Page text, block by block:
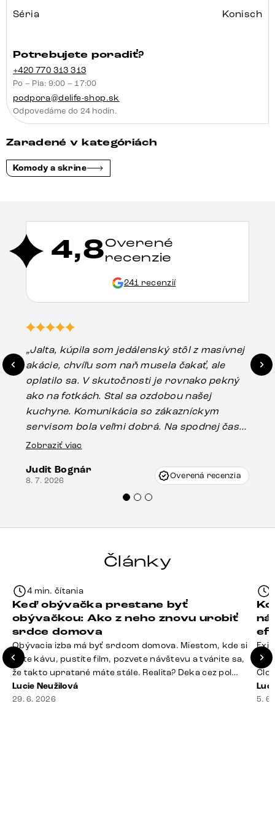
Séria Konisch
Potrebujete poradiť?
+420 770 313 313
Po – Pia: 9:00 – 17:00
podpora@delife-shop.sk
Odpovedáme do 24 hodín.
Zaradené v kategóriách
Komody a skrine
4,8Overené
recenzie
241 recenzií
„Jalta, kúpila som jedálenský stôl z masívnej
akácie, chvíľu som naň musela čakať, ale
oplatilo sa. V skutočnosti je rovnako pekný
ako na fotkách. Stal sa ozdobou našej
kuchyne. Komunikácia so zákazníckym
servisom bola veľmi dobrá. Na spodnej časti
stola bolo malé poškodenie, pravdepodobne
Vincze pri riešení mojej záležitosti pristúpili
veľmi korektne. Odporúčam produkty Delife
Zobraziť viac
Judit Bognár
8. 7. 2026 Overená recenzia
Články
4 min. čítania
Keď obývačka prestane byť
obývačkou: Ako z neho znovu urobiť
srdce domova
Obývacia izba má byť srdcom domova. Miestom, kde si
dáte kávu, pustíte film, pozvete návštevu a tvárite sa,
že takto upratané máte stále. Realita? Deka cez pol
sedačky, ovládač záhadne zmizol, konferenčný stolík
slúži ako odkladisko všetkého od účteniek po balzam
Lucie Neužilová
29. 6. 2026
si
5.